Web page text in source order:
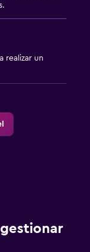
realizar un